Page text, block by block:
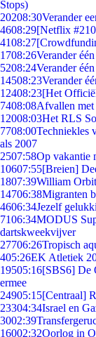
Stops)
20208:30Verander
4608:29[Netflix
4108:27
1708:26Verander
5208:24Verander
14508:23Verander
12408:23[Het
7408:08Afvallen met
12008:03Het RLS
7708:00Techniekles
als 2007
2507:58Op vakantie
10607:55[Breien]
1807:39William
14706:38Migranten
4606:34Jezelf
7106:34MODUS
dartskweekvijver
27706:26Tropisch
405:26EK Atletiek
19505:16[SBS6] De
ermee
24905:15[Centraal]
23304:34Israel en
3002:39
16002:32Oorlog in